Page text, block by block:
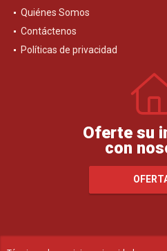
Quiénes Somos
Contáctenos
Políticas de privacidad
Oferte su
con